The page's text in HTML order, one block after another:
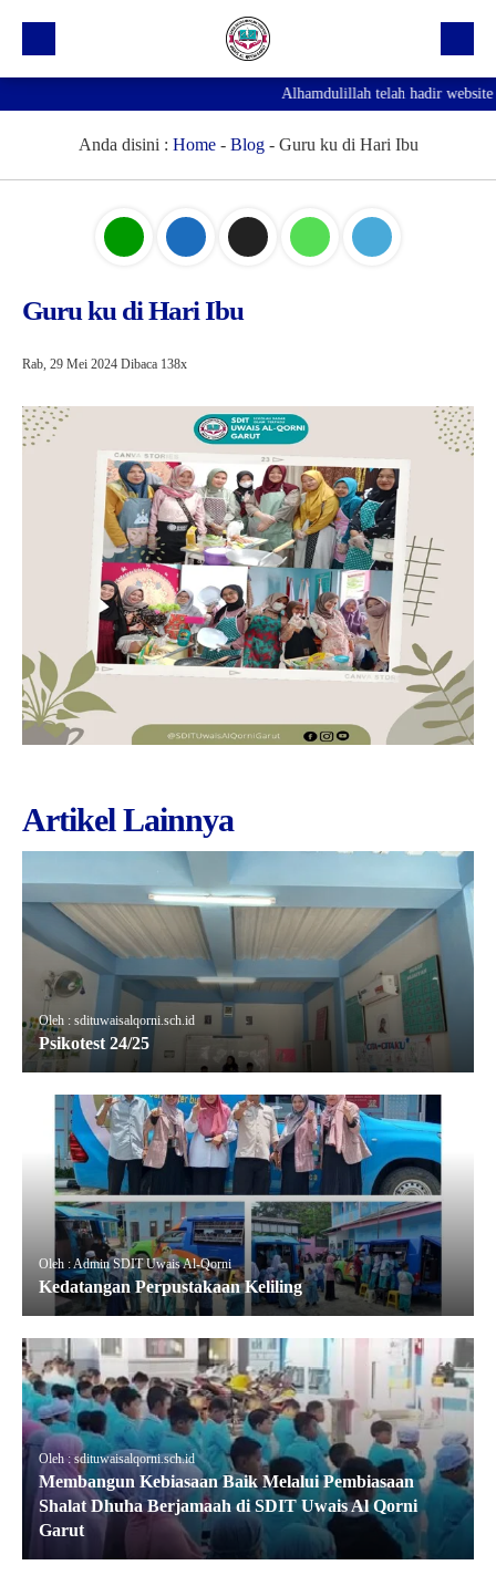
Profil Sekolah
Kegiatan Ekskul
Pengumuman
Agenda
Hubungi Kami
Alhamdulillah telah hadir website
Anda disini : Home- Blog- Guru ku di Hari Ibu
Guru ku di Hari Ibu
Rab, 29 Mei 2024 Dibaca 138x
Artikel Lainnya
Oleh : sdituwaisalqorni.sch.id
Psikotest 24/25
Oleh : Admin SDIT Uwais Al-Qorni
Kedatangan Perpustakaan Keliling
Oleh : sdituwaisalqorni.sch.id
Membangun Kebiasaan Baik Melalui Pembiasaan
Shalat Dhuha Berjamaah di SDIT Uwais Al Qorni
Garut